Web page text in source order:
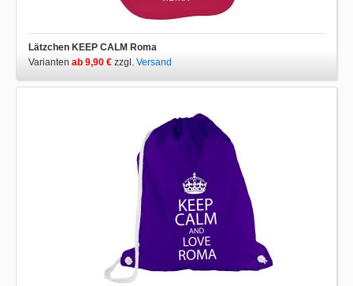
Lätzchen KEEP CALM Roma
Varianten ab 9,90 € zzgl. Versand